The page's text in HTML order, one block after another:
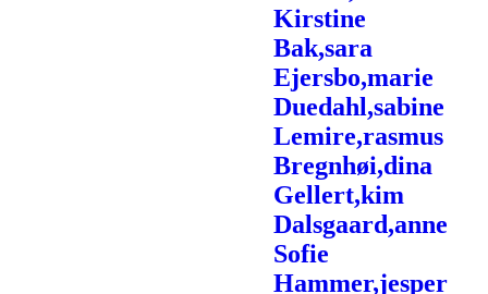
Kirstine
Bak,sara
Ejersbo,marie
Duedahl,sabine
Lemire,rasmus
Bregnhøi,dina
Gellert,kim
Dalsgaard,anne
Sofie
Hammer,jesper